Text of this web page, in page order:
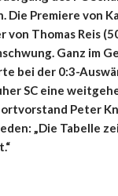
Die Premiere von
von Thomas Reis
Ganz im
bei der 0:3-
SC eine
Peter
„Die Tabelle